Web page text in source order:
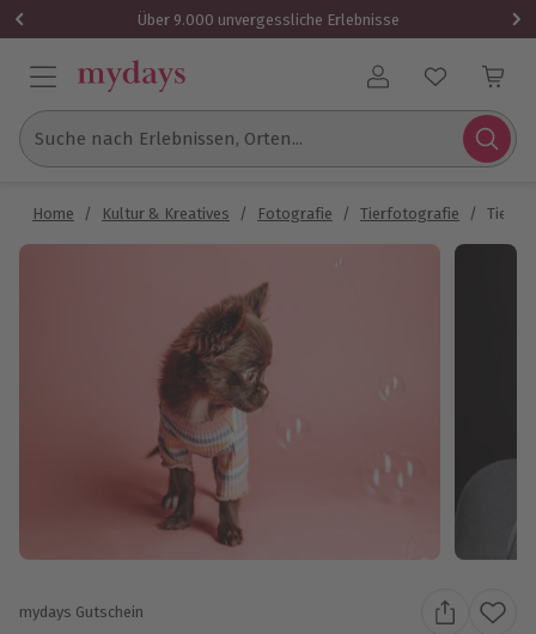
Über 9.000 unvergessliche Erlebnisse
Benutzerkonto
Suche nach Erlebnissen, Orten...
Home / Kultur & Kreatives / Fotografie / Tierfotografie / Tier
mydays Gutschein